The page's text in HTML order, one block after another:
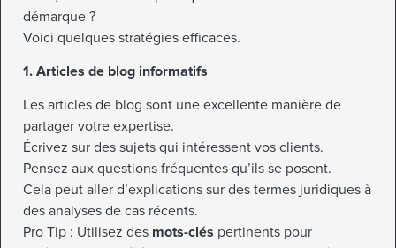
démarque ?
Voici quelques stratégies efficaces.
1. Articles de blog informatifs
Les articles de blog sont une excellente manière de
partager votre expertise.
Écrivez sur des sujets qui intéressent vos clients.
Pensez aux questions fréquentes qu’ils se posent.
Cela peut aller d’explications sur des termes juridiques à
des analyses de cas récents.
Pro Tip : Utilisez des mots-clés pertinents pour